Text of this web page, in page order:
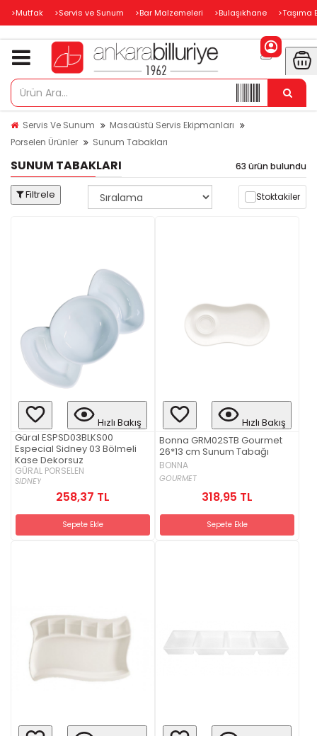
>Mutfak >Servis ve Sunum >Bar Malzemeleri >Bulaşıkhane >Taşıma
Servis Ve Sunum
Masaüstü Servis Ekipmanları
Porselen Ürünler
Sunum Tabakları
SUNUM TABAKLARI 63 ürün bulundu
Filtrele Stoktakiler
Hızlı Bakış
Güral ESPSD03BLKS00
Especial Sidney 03 Bölmeli
Kase Dekorsuz
GÜRAL PORSELEN
SIDNEY
258,37 TL
Sepete Ekle
Hızlı Bakış
Bonna GRM02STB Gourmet
26*13 cm Sunum Tabağı
BONNA
GOURMET
318,95 TL
Sepete Ekle